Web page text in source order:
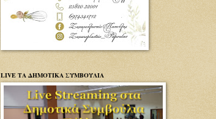
LIVE ΤΑ ΔΗΜΟΤΙΚΑ ΣΥΜΒΟΥΛΙΑ